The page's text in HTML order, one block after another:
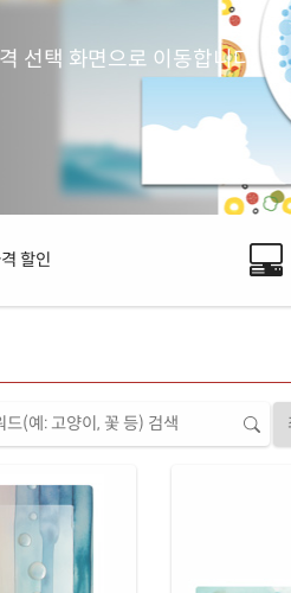
선택 화면으로 이동합니다.
할인